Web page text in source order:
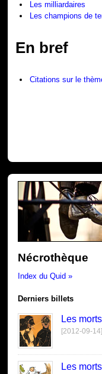
Les milliardaires
Les champions de
En bref
Citations sur le
Nécrothèque
Index du Quid »
Derniers billets
Les
[2012-09-14]
Les